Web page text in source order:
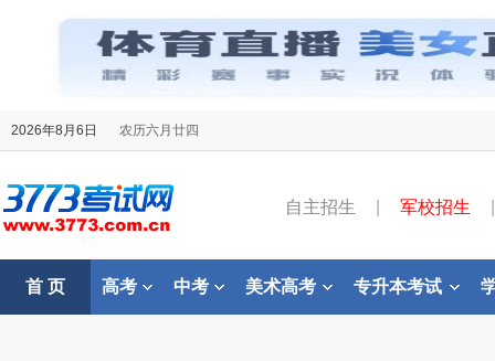
2026年8月6日 农历六月廿四
自主招生 军校招生
首 页 高考 中考 美术高考 专升本考试